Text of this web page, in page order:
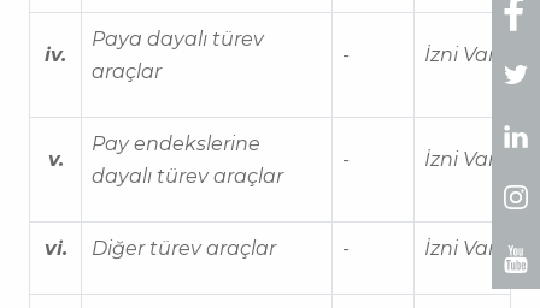
iv.
Paya dayalı türev
araçlar
- İzni Var
v.
Pay endekslerine
dayalı türev araçlar
- İzni Var
vi. Diğer türev araçlar - İzni Var